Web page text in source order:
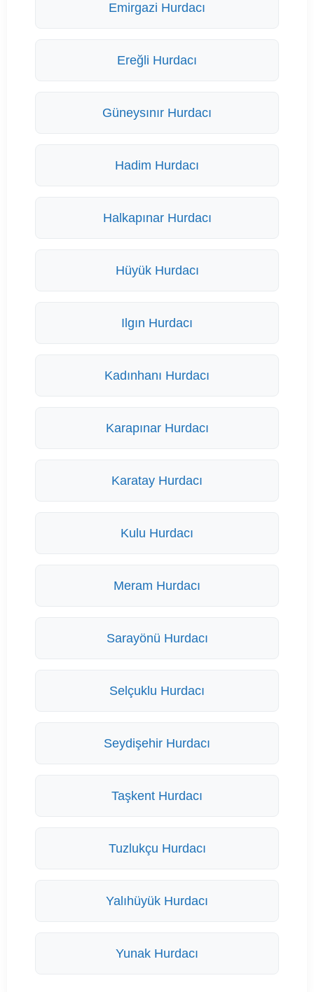
Emirgazi Hurdacı
Ereğli Hurdacı
Güneysınır Hurdacı
Hadim Hurdacı
Halkapınar Hurdacı
Hüyük Hurdacı
Ilgın Hurdacı
Kadınhanı Hurdacı
Karapınar Hurdacı
Karatay Hurdacı
Kulu Hurdacı
Meram Hurdacı
Sarayönü Hurdacı
Selçuklu Hurdacı
Seydişehir Hurdacı
Taşkent Hurdacı
Tuzlukçu Hurdacı
Yalıhüyük Hurdacı
Yunak Hurdacı